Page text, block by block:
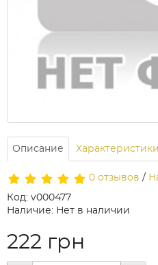
Описание Характеристики
0 отзывов /
Код: v000477
Наличие: Нет в наличии
222 грн